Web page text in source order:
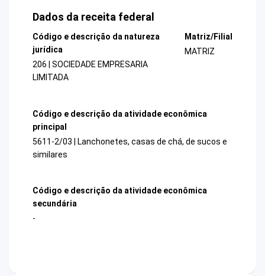
Dados da receita federal
Código e descrição da natureza
jurídica
206 | SOCIEDADE EMPRESARIA
LIMITADA
Matriz/Filial
MATRIZ
Código e descrição da atividade econômica
principal
5611-2/03 | Lanchonetes, casas de chá, de sucos e
similares
Código e descrição da atividade econômica
secundária
-